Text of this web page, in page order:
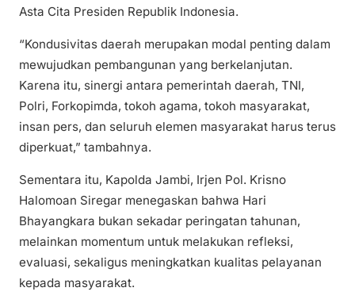
Asta Cita Presiden Republik Indonesia.
“Kondusivitas daerah merupakan modal penting dalam
mewujudkan pembangunan yang berkelanjutan.
Karena itu, sinergi antara pemerintah daerah, TNI,
Polri, Forkopimda, tokoh agama, tokoh masyarakat,
insan pers, dan seluruh elemen masyarakat harus terus
diperkuat,” tambahnya.
Sementara itu, Kapolda Jambi, Irjen Pol. Krisno
Halomoan Siregar menegaskan bahwa Hari
Bhayangkara bukan sekadar peringatan tahunan,
melainkan momentum untuk melakukan refleksi,
evaluasi, sekaligus meningkatkan kualitas pelayanan
kepada masyarakat.